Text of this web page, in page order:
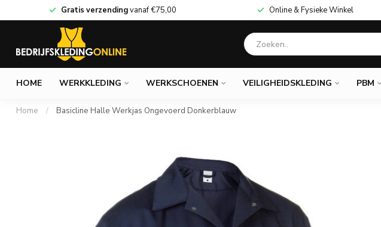
Gratis verzendingvanaf€75,00 Online & Fysieke Winkel
HOME WERKKLEDING WERKSCHOENEN VEILIGHEIDSKLEDING PBM
Home / Basicline Halle Werkjas Ongevoerd Donkerblauw